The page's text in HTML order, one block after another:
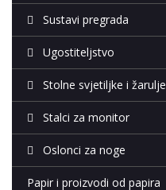
Sustavi pregrada
Ugostiteljstvo
Stolne svjetiljke i žarulje
Stalci za monitor
Oslonci za noge
Papir i proizvodi od papira